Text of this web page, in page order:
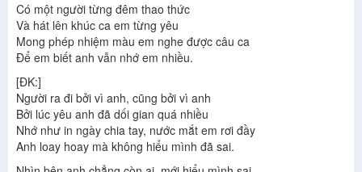
Có một người từng đêm thao thức
Và hát lên khúc ca em từng yêu
Mong phép nhiệm màu em nghe được câu ca
Để em biết anh vẫn nhớ em nhiều.
[ĐK:]
Người ra đi bởi vì anh, cũng bởi vì anh
Bởi lúc yêu anh đã dối gian quá nhiều
Nhớ như in ngày chia tay, nước mắt em rơi đầy
Anh loay hoay mà không hiểu mình đã sai.